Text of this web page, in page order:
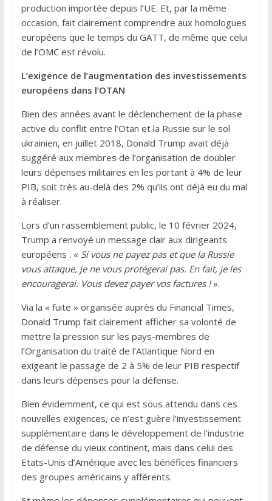
production importée depuis l’UE. Et, par la même
occasion, fait clairement comprendre aux homologues
européens que le temps du GATT, de même que celui
de l’OMC est révolu.
L’exigence de l’augmentation des investissements
européens dans l’OTAN
Bien des années avant le déclenchement de la phase
active du conflit entre l’Otan et la Russie sur le sol
ukrainien, en juillet 2018, Donald Trump avait déjà
suggéré aux membres de l’organisation de doubler
leurs dépenses militaires en les portant à 4% de leur
PIB, soit très au-delà des 2% qu’ils ont déjà eu du mal
à réaliser.
Lors d’un rassemblement public, le 10 février 2024,
Trump a renvoyé un message clair aux dirigeants
européens : « Si vous ne payez pas et que la Russie
vous attaque, je ne vous protégerai pas. En fait, je les
encouragerai. Vous devez payer vos factures !».
Via la « fuite » organisée auprès du Financial Times,
Donald Trump fait clairement afficher sa volonté de
mettre la pression sur les pays-membres de
l’Organisation du traité de l’Atlantique Nord en
exigeant le passage de 2 à 5% de leur PIB respectif
dans leurs dépenses pour la défense.
Bien évidemment, ce qui est sous attendu dans ces
nouvelles exigences, ce n’est guère l’investissement
supplémentaire dans le développement de l’industrie
de défense du vieux continent, mais dans celui des
Etats-Unis d’Amérique avec les bénéfices financiers
des groupes américains y afférents.